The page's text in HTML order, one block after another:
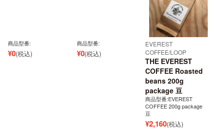
商品型番:
¥0(税込)
商品型番:
¥0(税込)
EVEREST
COFFEE/LOOP
THE EVEREST
COFFEE Roasted
beans 200g
package 豆
商品型番:EVEREST
COFFEE 200g package
豆
¥2,160(税込)